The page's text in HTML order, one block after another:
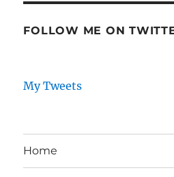
FOLLOW ME ON
My Tweets
Home